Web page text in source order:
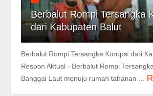
Berbalut Rompi Tersangka
dari Kabupaten Balut
Berbalut Rompi Tersangka Korupsi dari
Respon Aktual - Berbalut Rompi
Banggai Laut menuju rumah tahanan ...